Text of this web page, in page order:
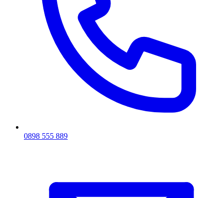
0898 555 889